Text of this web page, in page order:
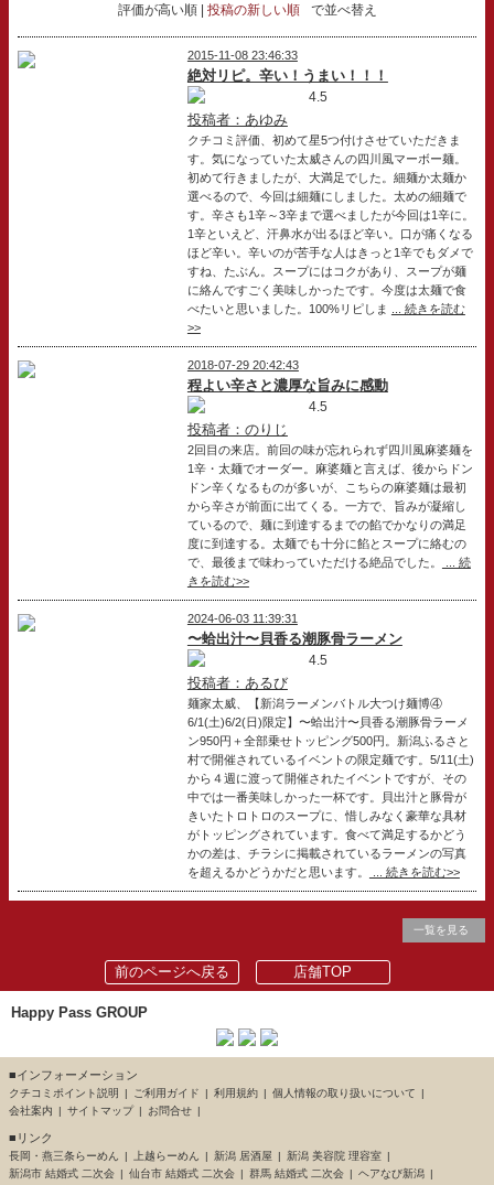
評価が高い順 投稿の新しい順 で並べ替え
2015-11-08 23:46:33
絶対リピ。辛い！うまい！！！
4.5
投稿者：あゆみ
クチコミ評価、初めて星5つ付けさせていただきま
す。気になっていた太威さんの四川風マーボー麺。
初めて行きましたが、大満足でした。細麺か太麺か
選べるので、今回は細麺にしました。太めの細麺で
す。辛さも1辛～3辛まで選べましたが今回は1辛に。
1辛といえど、汗鼻水が出るほど辛い。口が痛くなる
ほど辛い。辛いのが苦手な人はきっと1辛でもダメで
すね、たぶん。スープにはコクがあり、スープが麺
に絡んですごく美味しかったです。今度は太麺で食
べたいと思いました。100%リピしま
... 続きを読む
>>
2018-07-29 20:42:43
程よい辛さと濃厚な旨みに感動
4.5
投稿者：のりじ
2回目の来店。前回の味が忘れられず四川風麻婆麺を
1辛・太麺でオーダー。麻婆麺と言えば、後からドン
ドン辛くなるものが多いが、こちらの麻婆麺は最初
から辛さが前面に出てくる。一方で、旨みが凝縮し
ているので、麺に到達するまでの餡でかなりの満足
度に到達する。太麺でも十分に餡とスープに絡むの
で、最後まで味わっていただける絶品でした。
... 続
きを読む>>
2024-06-03 11:39:31
〜蛤出汁〜貝香る潮豚骨ラーメン
4.5
投稿者：あるび
麺家太威、【新潟ラーメンバトル大つけ麺博④
6/1(土)6/2(日)限定】〜蛤出汁〜貝香る潮豚骨ラーメ
ン950円＋全部乗せトッピング500円。新潟ふるさと
村で開催されているイベントの限定麺です。5/11(土)
から４週に渡って開催されたイベントですが、その
中では一番美味しかった一杯です。貝出汁と豚骨が
きいたトロトロのスープに、惜しみなく豪華な具材
がトッピングされています。食べて満足するかどう
かの差は、チラシに掲載されているラーメンの写真
を超えるかどうかだと思います。
... 続きを読む>>
一覧を見る
前のページへ戻る 店舗TOP
Happy Pass GROUP
■インフォーメーション
クチコミポイント説明 ご利用ガイド 利用規約
個人情報の取り扱いについて
会社案内
サイトマップ お問合せ
■リンク
長岡・燕三条らーめん 上越らーめん 新潟 居酒屋
新潟 美容院 理容室
新潟市 結婚式 二次会
仙台市 結婚式 二次会 群馬 結婚式 二次会
ヘアなび新潟